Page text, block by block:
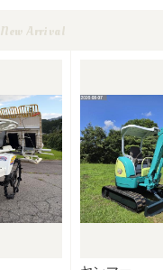
New Arrival